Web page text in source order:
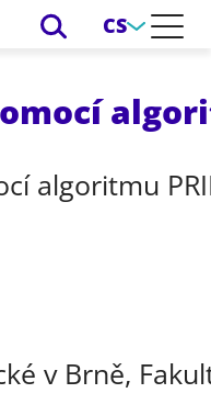
CS
v Brně,